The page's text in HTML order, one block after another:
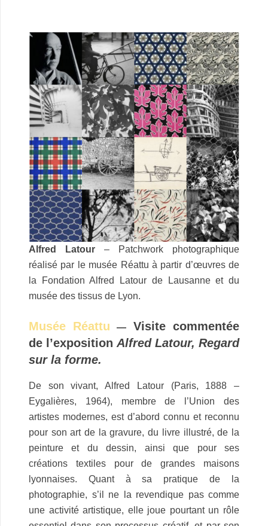
Alfred Latour – Patchwork photographique
réalisé par le musée Réattu à partir d’œuvres de
la Fondation Alfred Latour de Lausanne et du
musée des tissus de Lyon.
Musée Réattu —
Visite commentée
de l’exposition Alfred Latour, Regard
sur la forme.
De son vivant, Alfred Latour (Paris, 1888 –
Eygalières, 1964), membre de l’Union des
artistes modernes, est d’abord connu et reconnu
pour son art de la gravure, du livre illustré, de la
peinture et du dessin, ainsi que pour ses
créations textiles pour de grandes maisons
lyonnaises. Quant à sa pratique de la
photographie, s’il ne la revendique pas comme
une activité artistique, elle joue pourtant un rôle